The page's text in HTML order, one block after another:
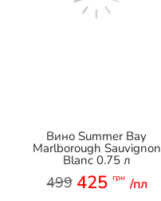
Вино Summer Bay
Marlborough Sauvignon
Blanc 0.75 л
499 425 грн /пл